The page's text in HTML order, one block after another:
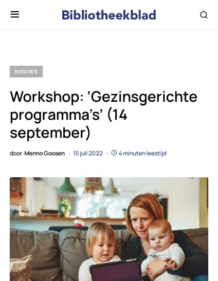
NIEUWS
Workshop: ‘Gezinsgerichte
programma’s’ (14
september)
door Menno Goosen 15 juli 2022 4 minuten leestijd